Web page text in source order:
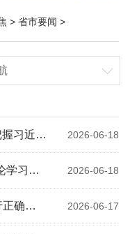
> 省市要闻 >
2026-06-18
梁言顺主持并讲话
2026-06-18
张君毅花家红廖强出席
2026-06-17
学习教育合格答卷